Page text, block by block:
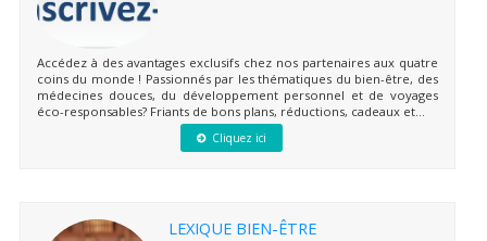
Accédez à des avantages exclusifs chez nos partenaires aux quatre
coins du monde ! Passionnés par les thématiques du bien-être, des
médecines douces, du développement personnel et de voyages
éco-responsables? Friants de bons plans, réductions, cadeaux et...
Cliquez ici
LEXIQUE BIEN-ÊTRE